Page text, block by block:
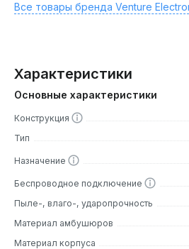
Все товары бренда Venture
Характеристики
Основные характеристики
Конструкция
Тип
Назначение
Беспроводное подключение
Пыле-, влаго-, ударопрочность
Материал амбушюров
Материал корпуса